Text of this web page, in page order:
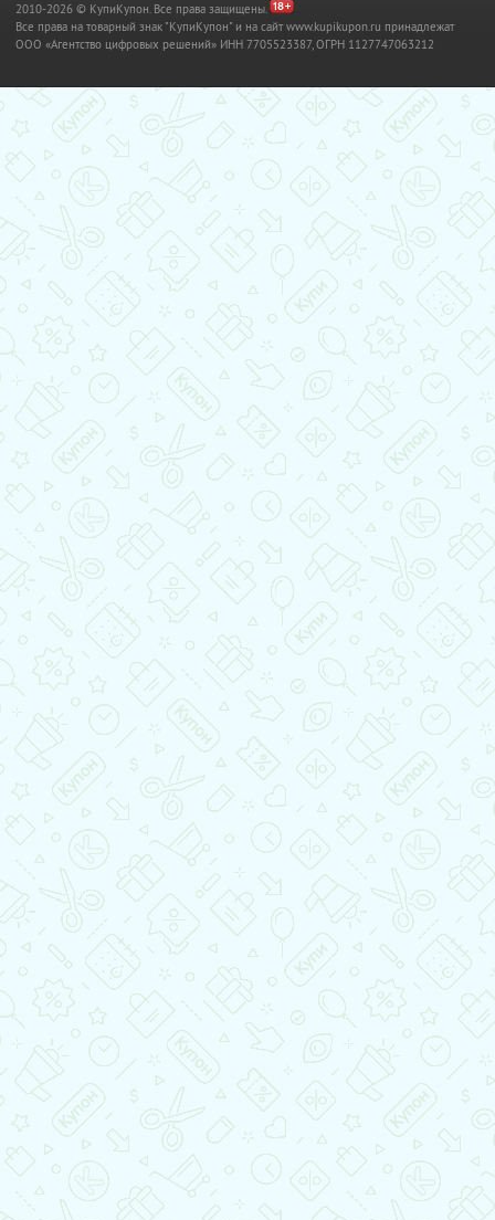
2010-2026 © КупиКупон. Все права защищены.
Все права на товарный знак "КупиКупон" и на сайт www.kupikupon.ru принадлежат
OOO «Агентство цифровых решений» ИНН 7705523387, ОГРН 1127747063212